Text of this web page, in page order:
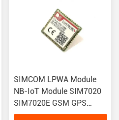
SIMCOM LPWA Module
NB-IoT Module SIM7020
SIM7020E GSM GPS
GPRS Modules SIM7020C